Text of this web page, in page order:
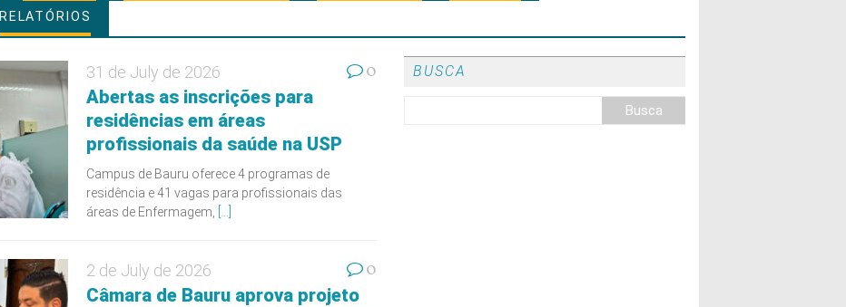
RELATÓRIOS
31 de July de 2026 0
Abertas as inscrições para
residências em áreas
profissionais da saúde na USP
Campus de Bauru oferece 4 programas de
residência e 41 vagas para profissionais das
áreas de Enfermagem,
2 de July de 2026 0
Câmara de Bauru aprova projeto
BUSCA